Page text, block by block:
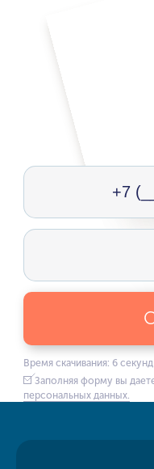
Время скачивания: 6
Заполняя форму вы
персональных данных.